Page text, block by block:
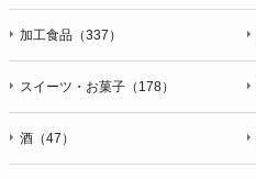
加工食品（337）
スイーツ・お菓子（178）
酒（47）